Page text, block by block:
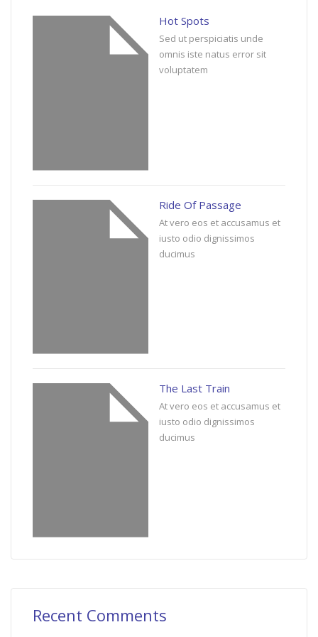
Hot Spots
Sed ut perspiciatis unde
omnis iste natus error sit
voluptatem
Ride Of Passage
At vero eos et accusamus et
iusto odio dignissimos
ducimus
The Last Train
At vero eos et accusamus et
iusto odio dignissimos
ducimus
Recent Comments